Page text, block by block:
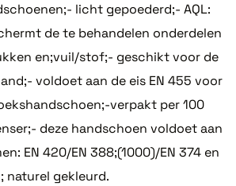
licht gepoederd;- AQL:
de te behandelen onderdelen
en;vuil/stof;- geschikt voor de
voldoet aan de eis EN 455 voor
verpakt per 100
deze handschoen voldoet aan
EN 420/EN 388;(1000)/EN 374 en
naturel gekleurd.